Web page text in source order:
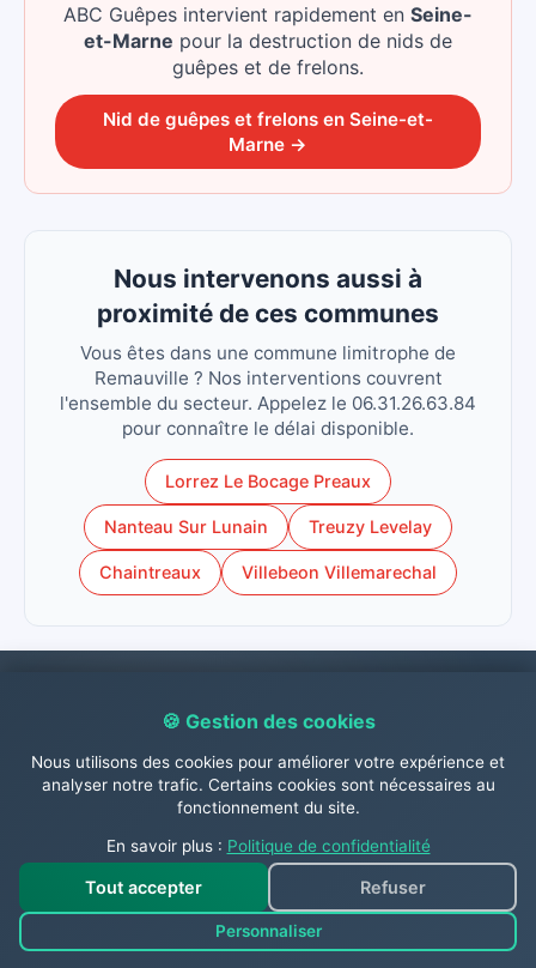
ABC Guêpes intervient rapidement en Seine-
et-Marne pour la destruction de nids de
guêpes et de frelons.
Nid de guêpes et frelons en Seine-et-
Marne →
Nous intervenons aussi à
proximité de ces communes
Vous êtes dans une commune limitrophe de
Remauville ? Nos interventions couvrent
l'ensemble du secteur. Appelez le 06.31.26.63.84
pour connaître le délai disponible.
Lorrez Le Bocage Preaux
Nanteau Sur Lunain Treuzy Levelay
Chaintreaux Villebeon Villemarechal
Contactez-nous dès
maintenant !
N'hésitez pas à nous contacter dès à présent par
téléphone au 06.31.26.63.84 , par WhatsApp 📱
contact@abc-guepes.com
🍪 Gestion des cookies
Nous utilisons des cookies pour améliorer votre expérience et
analyser notre trafic. Certains cookies sont nécessaires au
fonctionnement du site.
En savoir plus : Politique de confidentialité
Tout accepter
Personnaliser
Refuser